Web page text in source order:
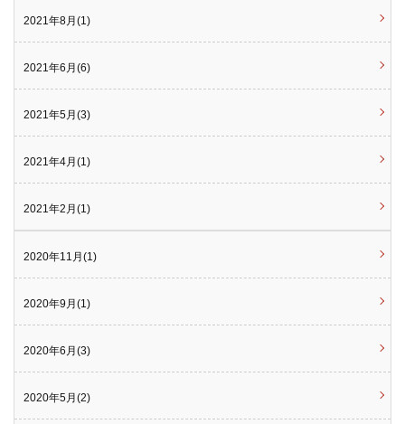
2021年8月(1)
2021年6月(6)
2021年5月(3)
2021年4月(1)
2021年2月(1)
2020年11月(1)
2020年9月(1)
2020年6月(3)
2020年5月(2)